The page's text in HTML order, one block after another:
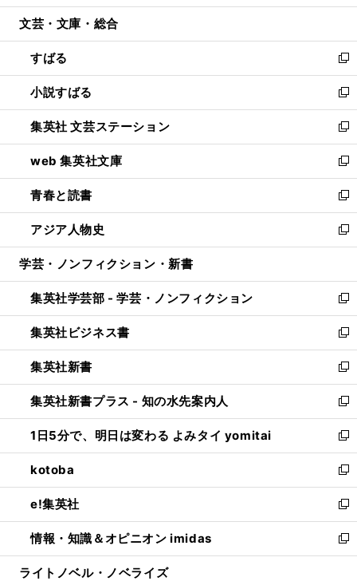
開
ウ
開
く
ン
ウ
で
開
く
ウ
ン
ド
ウ
で
開
く
文芸・文庫・総合
すばる
新
し
い
ウ
ィ
ン
ド
ウ
で
開
く
小説すばる
新
し
い
ウ
ィ
ン
ド
ウ
で
開
集英社 文芸ステーション
新
し
い
ウ
ィ
ン
ド
ウ
開
く
web 集英社文庫
新
し
い
ウ
ィ
ン
ウ
で
開
く
青春と読書
新
し
い
ウ
ン
ド
ウ
で
開
く
アジア人物史
新
し
ウ
ィ
ン
ド
ウ
で
開
く
学芸・ノンフィクション・新書
集英社学芸部 - 学芸・ノンフィクション
新
し
い
ウ
ィ
ン
ド
ウ
で
開
く
集英社ビジネス書
新
し
い
ウ
ィ
ン
ド
ウ
で
開
く
集英社新書
新
し
い
ウ
ィ
ン
ド
ウ
で
開
く
集英社新書プラス - 知の水先案内人
新
し
い
ウ
ィ
ン
ド
ウ
で
開
1日5分で、明日は変わる よみタイ yomitai
新
し
い
ウ
ィ
ン
ド
ウ
kotoba
新
し
い
ウ
ィ
ン
e!集英社
新
し
い
ウ
情報・知識＆オピニオン imidas
新
し
ライトノベル・ノベライズ